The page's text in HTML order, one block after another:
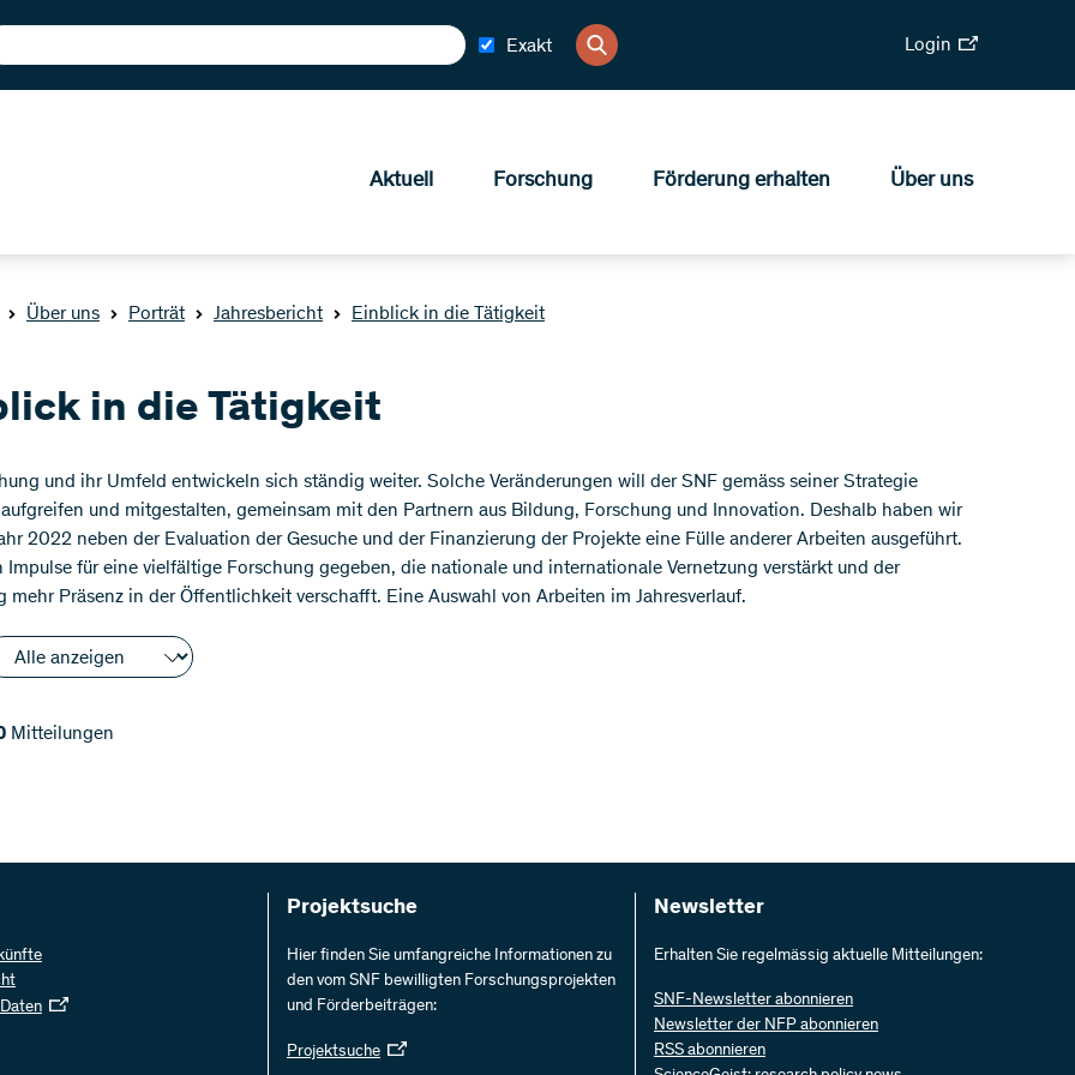
Exakt Login
Aktuell Forschung Förderung erhalten Über uns
Über uns Porträt Jahresbericht Einblick in die Tätigkeit
in die Tätigkeit
und ihr Umfeld entwickeln sich ständig weiter. Solche Veränderungen will der SNF gemäss seiner Strategie
und mitgestalten, gemeinsam mit den Partnern aus Bildung, Forschung und Innovation. Deshalb haben wir
2022 neben der Evaluation der Gesuche und der Finanzierung der Projekte eine Fülle anderer Arbeiten ausgeführt.
Impulse für eine vielfältige Forschung gegeben, die nationale und internationale Vernetzung verstärkt und der
mehr Präsenz in der Öffentlichkeit verschafft. Eine Auswahl von Arbeiten im Jahresverlauf.
Mitteilungen
Projektsuche
Hier finden Sie umfangreiche Informationen zu
den vom SNF bewilligten Forschungsprojekten
und Förderbeiträgen:
Projektsuche
Newsletter
Erhalten Sie regelmässig aktuelle Mitteilungen:
SNF-Newsletter abonnieren
Newsletter der NFP abonnieren
RSS abonnieren